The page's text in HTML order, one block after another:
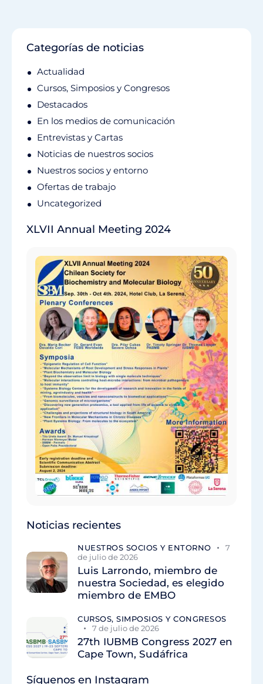
Categorías de noticias
Actualidad
Cursos, Simposios y Congresos
Destacados
En los medios de comunicación
Entrevistas y Cartas
Noticias de nuestros socios
Nuestros socios y entorno
Ofertas de trabajo
Uncategorized
XLVII Annual Meeting 2024
Noticias recientes
NUESTROS SOCIOS Y ENTORNO
7
de julio de 2026
Luis Larrondo, miembro de
nuestra Sociedad, es elegido
miembro de EMBO
CURSOS, SIMPOSIOS Y CONGRESOS
7 de julio de 2026
27th IUBMB Congress 2027 en
Cape Town, Sudáfrica
Síguenos en Instagram